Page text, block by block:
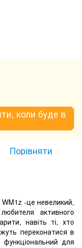
коли буде в
Порівняти
-це невеликий,
активного
навіть ті, хто
переконатися в
для